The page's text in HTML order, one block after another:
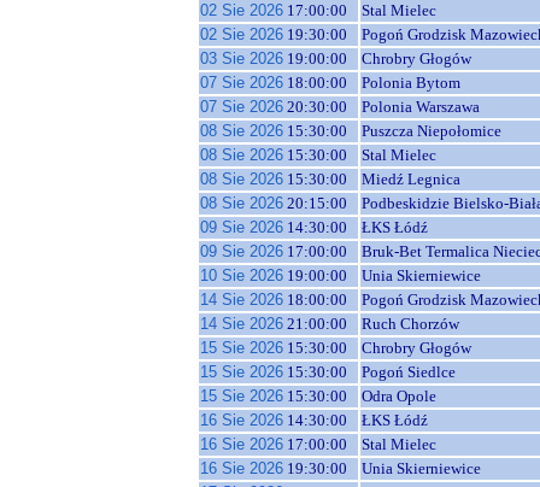
02 Sie 2026 17:00:00
Stal Mielec
02 Sie 2026 19:30:00
Pogoń Grodzisk
03 Sie 2026 19:00:00
Chrobry Głogów
07 Sie 2026 18:00:00
Polonia Bytom
07 Sie 2026 20:30:00
Polonia Warszawa
08 Sie 2026 15:30:00
Puszcza Niepołomice
08 Sie 2026 15:30:00
Stal Mielec
08 Sie 2026 15:30:00
Miedź Legnica
08 Sie 2026 20:15:00
Podbeskidzie Bielsko-
09 Sie 2026 14:30:00
ŁKS Łódź
09 Sie 2026 17:00:00
Bruk-Bet Termalica
10 Sie 2026 19:00:00
Unia Skierniewice
14 Sie 2026 18:00:00
Pogoń Grodzisk
14 Sie 2026 21:00:00
Ruch Chorzów
15 Sie 2026 15:30:00
Chrobry Głogów
15 Sie 2026 15:30:00
Pogoń Siedlce
15 Sie 2026 15:30:00
Odra Opole
16 Sie 2026 14:30:00
ŁKS Łódź
16 Sie 2026 17:00:00
Stal Mielec
16 Sie 2026 19:30:00
Unia Skierniewice